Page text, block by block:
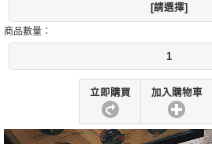
[請選擇]
商品數量：
1
立即購買 加入購物車